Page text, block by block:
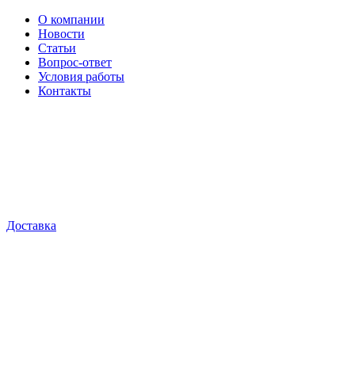
О компании
Новости
Статьи
Вопрос-ответ
Условия работы
Контакты
Доставка